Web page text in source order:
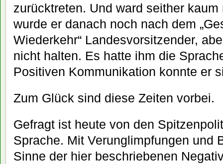
zurücktreten. Und ward seither kaum
wurde er danach noch nach dem
Wiederkehr“ Landesvorsitzender,
nicht halten. Es hatte ihm die
Positiven Kommunikation konnte er
Zum Glück sind diese Zeiten vorbei.
Gefragt ist heute von den
Sprache. Mit Verunglimpfungen und
Sinne der hier beschriebenen